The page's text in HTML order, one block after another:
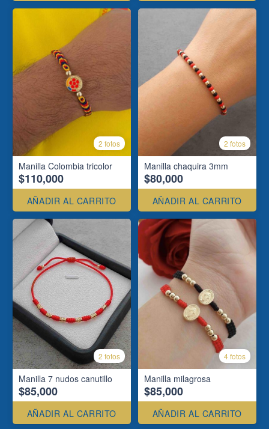
2 fotos
Manilla Colombia tricolor
$110,000
AÑADIR AL CARRITO
2 fotos
Manilla chaquira 3mm
$80,000
AÑADIR AL CARRITO
2 fotos
Manilla 7 nudos canutillo
$85,000
AÑADIR AL CARRITO
4 fotos
Manilla milagrosa
$85,000
AÑADIR AL CARRITO